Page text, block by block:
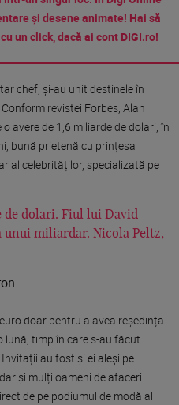
și desene animate! Hai să
un click, dacă ai cont DIGI.ro!
chef, și-au unit destinele în
revistei Forbes, Alan
avere de 1,6 miliarde de dolari, în
bună prietenă cu prințesa
al celebrităților, specializată pe
de dolari. Fiul lui David
unui miliardar. Nicola Peltz,
doar pentru a avea reședința
lună, timp în care s-au făcut
au fost și ei aleși pe
și mulți oameni de afaceri.
de pe podiumul de modă al